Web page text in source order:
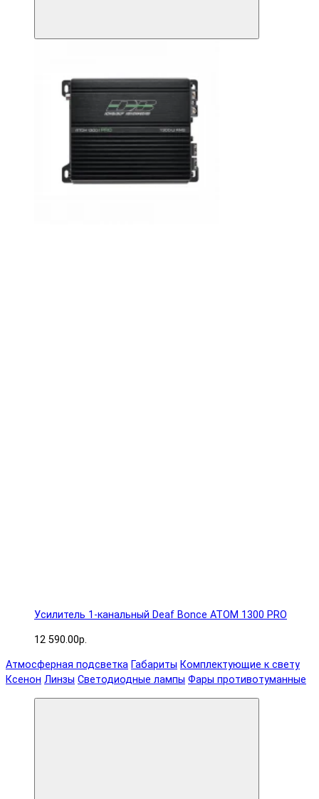
Усилитель 1-канальный Deaf Bonce ATOM 1300 PRO
12 590.00р.
Атмосферная подсветка Габариты Комплектующие к свету
Ксенон Линзы Светодиодные лампы Фары противотуманные